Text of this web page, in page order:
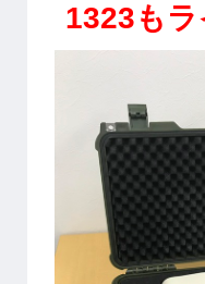
1323も